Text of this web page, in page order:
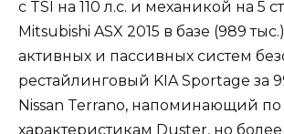
с TSI на 110 л.с. и механикой на 5
Mitsubishi ASX 2015 в базе (989
активных и пассивных систем
рестайлинговый KIA Sportage за
Nissan Terrano, напоминающий по
характеристикам Duster, но более